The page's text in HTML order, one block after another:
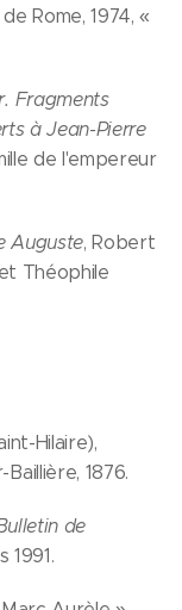
Rome, 1974, «
Fragments
à Jean-Pierre
de l'empereur
Auguste, Robert
Théophile
Hilaire),
1876.
de
1991.